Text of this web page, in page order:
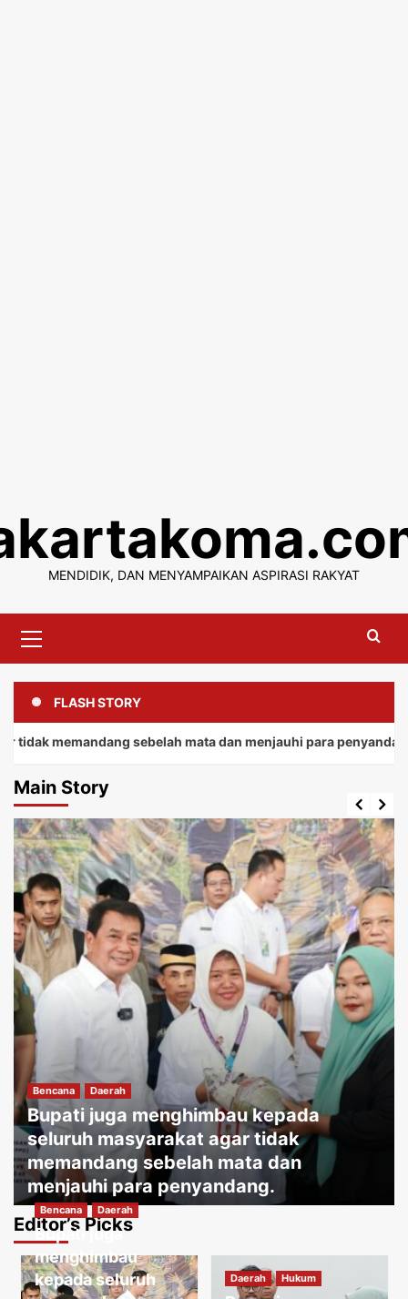
content
MENDIDIK, DAN MENYAMPAIKAN ASPIRASI RAKYAT
Menu
FLASH STORY
sebelah mata dan menjauhi para penyandang.
Main Story
Bencana Daerah
Bupati juga menghimbau kepada
seluruh masyarakat agar tidak
memandang sebelah mata dan
menjauhi para penyandang.
Jakartakoma Agustus 8, 2026
Editor’s Picks
Bencana Daerah
Bupati juga
menghimbau
kepada seluruh
Daerah Hukum
3
Daerah
Warga menguatirkan jika kabel jatuh
ketanah, membahayakan penduduk
sekitar.